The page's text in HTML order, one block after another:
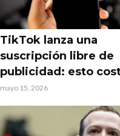
TikTok lanza una
suscripción libre de
publicidad: esto
mayo 15, 2026